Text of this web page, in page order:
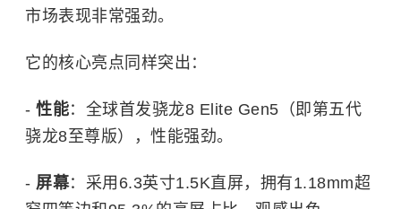
市场表现非常强劲。
它的核心亮点同样突出：
- 性能：全球首发骁龙8 Elite Gen5（即第五代
骁龙8至尊版），性能强劲。
- 屏幕：采用6.3英寸1.5K直屏，拥有1.18mm超